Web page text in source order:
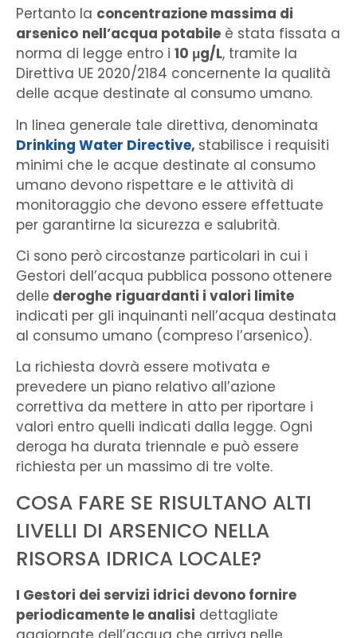
Pertanto la concentrazione massima di
arsenico nell’acqua potabile è stata fissata a
norma di legge entro i 10 μg/L, tramite la
Direttiva UE 2020/2184 concernente la qualità
delle acque destinate al consumo umano.
In linea generale tale direttiva, denominata
Drinking Water Directive, stabilisce i requisiti
minimi che le acque destinate al consumo
umano devono rispettare e le attività di
monitoraggio che devono essere effettuate
per garantirne la sicurezza e salubrità.
Ci sono però circostanze particolari in cui i
Gestori dell’acqua pubblica possono ottenere
delle deroghe riguardanti i valori limite
indicati per gli inquinanti nell’acqua destinata
al consumo umano (compreso l’arsenico).
La richiesta dovrà essere motivata e
prevedere un piano relativo all’azione
correttiva da mettere in atto per riportare i
valori entro quelli indicati dalla legge. Ogni
deroga ha durata triennale e può essere
richiesta per un massimo di tre volte.
COSA FARE SE RISULTANO ALTI
LIVELLI DI ARSENICO NELLA
RISORSA IDRICA LOCALE?
I Gestori dei servizi idrici devono fornire
periodicamente le analisi dettagliate